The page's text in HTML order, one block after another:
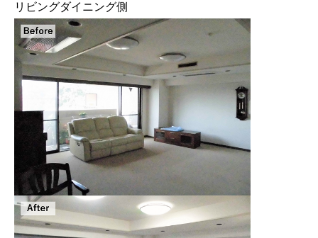
リビングダイニング側